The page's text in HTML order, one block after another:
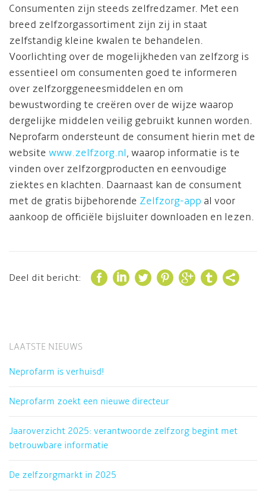
Consumenten zijn steeds zelfredzamer. Met een
breed zelfzorgassortiment zijn zij in staat
zelfstandig kleine kwalen te behandelen.
Voorlichting over de mogelijkheden van zelfzorg is
essentieel om consumenten goed te informeren
over zelfzorggeneesmiddelen en om
bewustwording te creëren over de wijze waarop
dergelijke middelen veilig gebruikt kunnen worden.
Neprofarm ondersteunt de consument hierin met de
website www.zelfzorg.nl, waarop informatie is te
vinden over zelfzorgproducten en eenvoudige
ziektes en klachten. Daarnaast kan de consument
met de gratis bijbehorende Zelfzorg-app al voor
aankoop de officiële bijsluiter downloaden en lezen.
Deel dit bericht:       
LAATSTE NIEUWS
Neprofarm is verhuisd!
Neprofarm zoekt een nieuwe directeur
Jaaroverzicht 2025: verantwoorde zelfzorg begint met
betrouwbare informatie
De zelfzorgmarkt in 2025